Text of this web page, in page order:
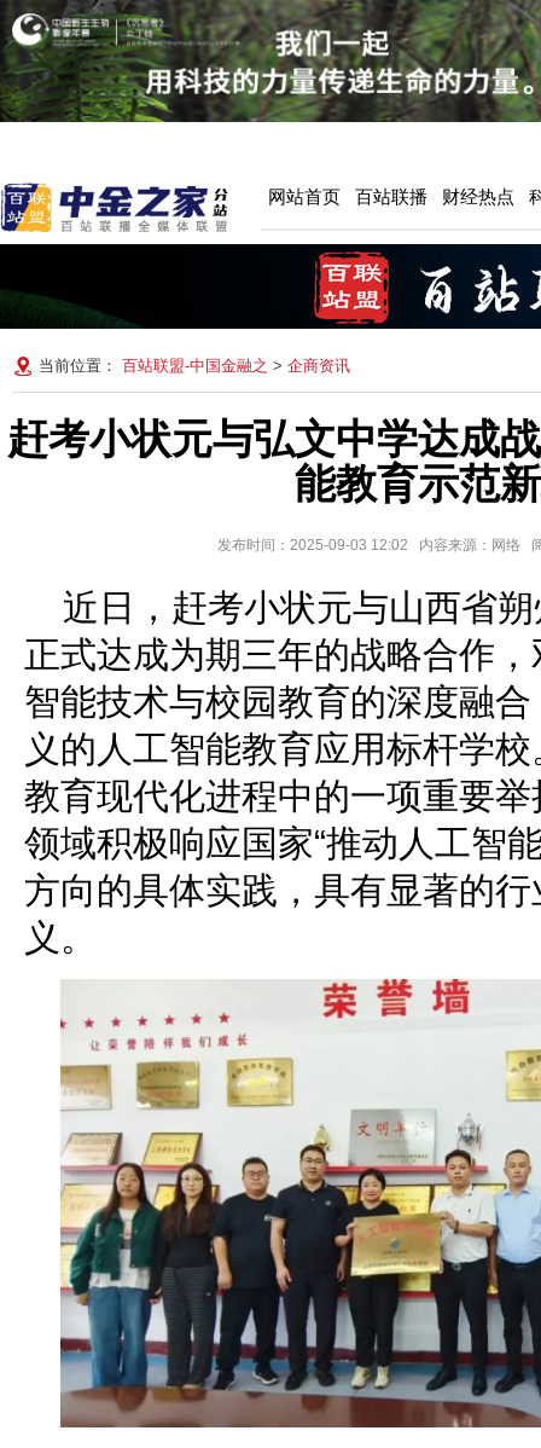
网站首页 百站联播 财经热点
当前位置： 百站联盟-中国金融之 > 企商资讯
赶考小状元与弘文中学达成
能教育示范
发布时间：2025-09-03 12:02 内容来源：网络
近日，赶考小状元与山西省
正式达成为期三年的战略合作
智能技术与校园教育的深度融
义的人工智能教育应用标杆学
教育现代化进程中的一项重要
领域积极响应国家“推动人工智
方向的具体实践，具有显著的
义。